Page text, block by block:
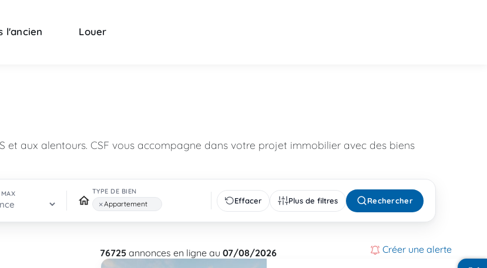
l'ancien Louer
et aux alentours. CSF vous accompagne dans votre projet immobilier avec des biens
MAX TYPE DE BIEN
×Appartement Effacer Plus de filtres Rechercher
76725 annonces en ligne au07/08/2026 Créer une alerte